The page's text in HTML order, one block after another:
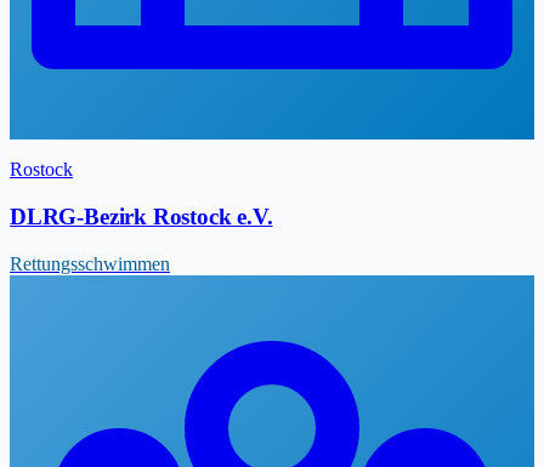
Rostock
DLRG-Bezirk Rostock e.V.
Rettungsschwimmen